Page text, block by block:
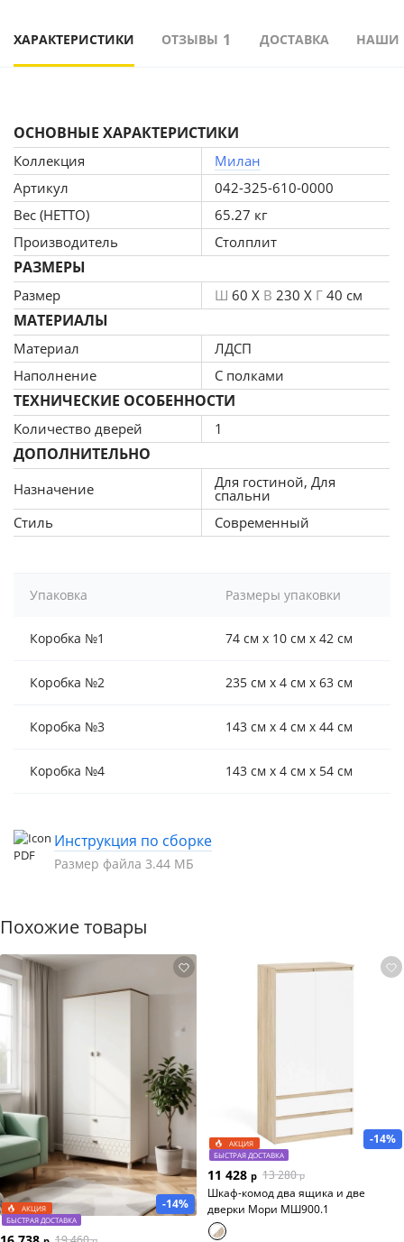
ХАРАКТЕРИСТИКИ ОТЗЫВЫ 1 ДОСТАВКА НАШИ
ОСНОВНЫЕ ХАРАКТЕРИСТИКИ
Коллекция
Милан
Артикул
042-325-610-0000
Вес (НЕТТО)
65.27 кг
Производитель
Столплит
РАЗМЕРЫ
Размер Ш 60 X В 230 X Г 40 см
МАТЕРИАЛЫ
Материал
ЛДСП
Наполнение
С полками
ТЕХНИЧЕСКИЕ ОСОБЕННОСТИ
Количество дверей 1
ДОПОЛНИТЕЛЬНО
Назначение Для гостиной, Для
спальни
Стиль
Современный
Упаковка Размеры упаковки
Коробка №1 74 см x 10 см x 42 см
Коробка №2 235 см x 4 см x 63 см
Коробка №3 143 см x 4 см x 44 см
Коробка №4 143 см x 4 см x 54 см
Инструкция по сборке
Размер файла 3.44 МБ
Похожие товары
-14%
АКЦИЯ
БЫСТРАЯ ДОСТАВКА
-14%
АКЦИЯ
БЫСТРАЯ ДОСТАВКА
11 428 р 13 280 р
Шкаф-комод два ящика и две
дверки Мори МШ900.1